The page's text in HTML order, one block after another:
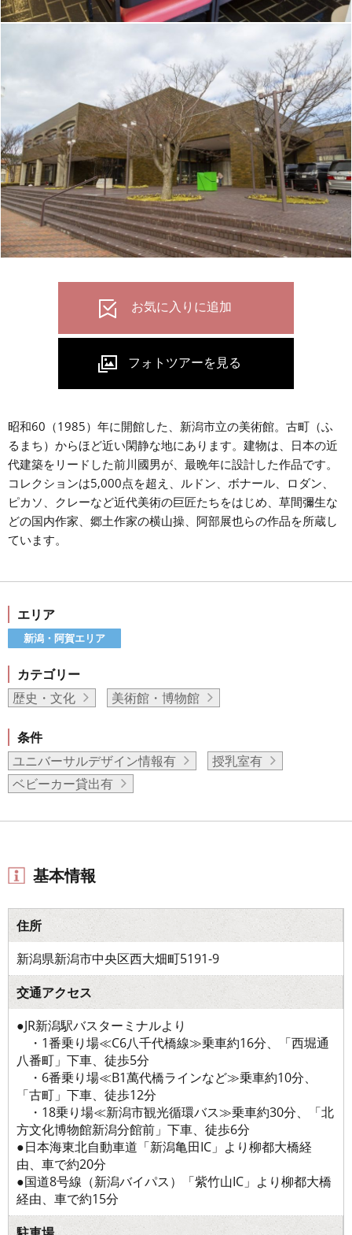
昭和60（1985）年に開館した、新潟市立の美術館。古町（ふ
るまち）からほど近い閑静な地にあります。建物は、日本の近
代建築をリードした前川國男が、最晩年に設計した作品です。
コレクションは5,000点を超え、ルドン、ボナール、ロダン、
ピカソ、クレーなど近代美術の巨匠たちをはじめ、草間彌生な
どの国内作家、郷土作家の横山操、阿部展也らの作品を所蔵し
ています。
エリア
新潟・阿賀エリア
カテゴリー
歴史・文化
美術館・博物館
条件
ユニバーサルデザイン情報有
授乳室有
ベビーカー貸出有
基本情報
住所
新潟県新潟市中央区西大畑町5191-9
交通アクセス
●JR新潟駅バスターミナルより
・1番乗り場≪C6八千代橋線≫乗車約16分、「西堀通
八番町」下車、徒歩5分
・6番乗り場≪B1萬代橋ラインなど≫乗車約10分、
「古町」下車、徒歩12分
・18乗り場≪新潟市観光循環バス≫乗車約30分、「北
方文化博物館新潟分館前」下車、徒歩6分
●日本海東北自動車道「新潟亀田IC」より柳都大橋経
由、車で約20分
●国道8号線（新潟バイパス）「紫竹山IC」より柳都大橋
経由、車で約15分